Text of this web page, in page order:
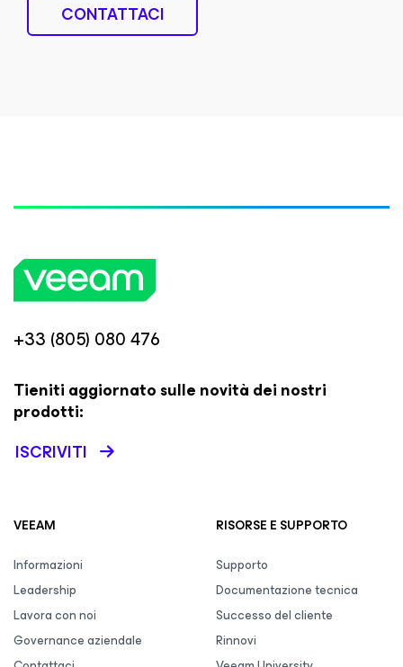
CONTATTACI
+33 (805) 080 476
Tieniti aggiornato sulle novità dei nostri
prodotti:
ISCRIVITI
VEEAM
Informazioni
Leadership
Lavora con noi
Governance aziendale
RISORSE E SUPPORTO
Supporto
Documentazione tecnica
Successo del cliente
Rinnovi